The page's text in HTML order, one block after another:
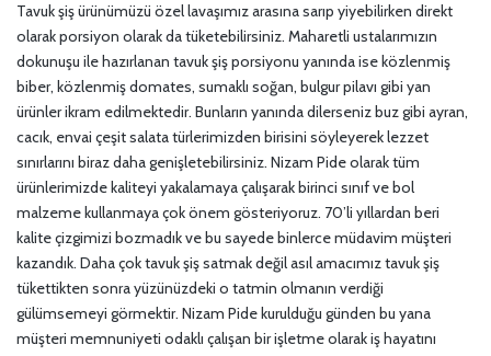
Tavuk şiş ürünümüzü özel lavaşımız arasına sarıp yiyebilirken direkt
olarak porsiyon olarak da tüketebilirsiniz. Maharetli ustalarımızın
dokunuşu ile hazırlanan tavuk şiş porsiyonu yanında ise közlenmiş
biber, közlenmiş domates, sumaklı soğan, bulgur pilavı gibi yan
ürünler ikram edilmektedir. Bunların yanında dilerseniz buz gibi ayran,
cacık, envai çeşit salata türlerimizden birisini söyleyerek lezzet
sınırlarını biraz daha genişletebilirsiniz. Nizam Pide olarak tüm
ürünlerimizde kaliteyi yakalamaya çalışarak birinci sınıf ve bol
malzeme kullanmaya çok önem gösteriyoruz. 70’li yıllardan beri
kalite çizgimizi bozmadık ve bu sayede binlerce müdavim müşteri
kazandık. Daha çok tavuk şiş satmak değil asıl amacımız tavuk şiş
tükettikten sonra yüzünüzdeki o tatmin olmanın verdiği
gülümsemeyi görmektir. Nizam Pide kurulduğu günden bu yana
müşteri memnuniyeti odaklı çalışan bir işletme olarak iş hayatını